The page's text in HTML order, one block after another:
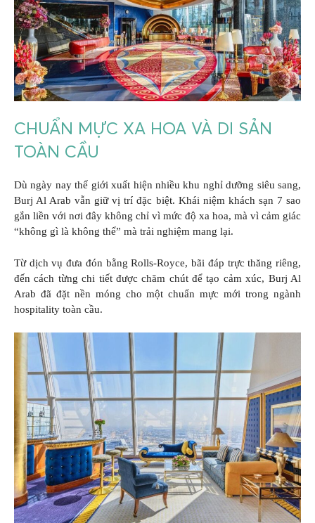
CHUẨN MỰC XA HOA VÀ DI SẢN
TOÀN CẦU
Dù ngày nay thế giới xuất hiện nhiều khu nghỉ dưỡng siêu sang,
Burj Al Arab vẫn giữ vị trí đặc biệt. Khái niệm khách sạn 7 sao
gắn liền với nơi đây không chỉ vì mức độ xa hoa, mà vì cảm giác
“không gì là không thể” mà trải nghiệm mang lại.
Từ dịch vụ đưa đón bằng Rolls-Royce, bãi đáp trực thăng riêng,
đến cách từng chi tiết được chăm chút để tạo cảm xúc, Burj Al
Arab đã đặt nền móng cho một chuẩn mực mới trong ngành
hospitality toàn cầu.